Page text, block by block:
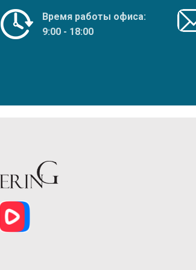
Время работы офиса:
9:00 - 18:00